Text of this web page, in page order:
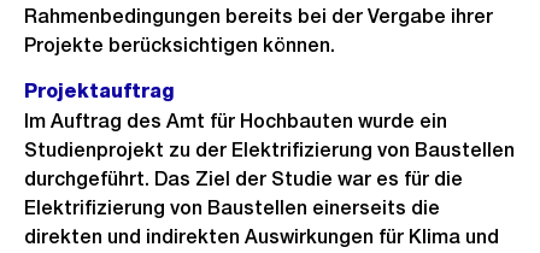
Rahmenbedingungen bereits bei der Vergabe ihrer
Projekte berücksichtigen können.
Projektauftrag
Im Auftrag des Amt für Hochbauten wurde ein
Studienprojekt zu der Elektrifizierung von Baustellen
durchgeführt. Das Ziel der Studie war es für die
Elektrifizierung von Baustellen einerseits die
direkten und indirekten Auswirkungen für Klima und